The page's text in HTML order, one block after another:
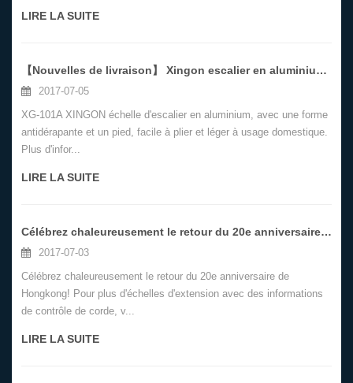
LIRE LA SUITE
【Nouvelles de livraison】 Xingon escalier en aluminium 1 * 40HQ
2017-07-05
XG-101A XINGON échelle d'escalier en aluminium, avec une forme
antidérapante et un pied, facile à plier et léger à usage domestique.
Plus d'infor...
LIRE LA SUITE
Célébrez chaleureusement le retour du 20e anniversaire de Hongkong!
2017-07-03
Célébrez chaleureusement le retour du 20e anniversaire de
Hongkong! Pour plus d'échelles d'extension avec des informations
de contrôle de corde, v...
LIRE LA SUITE